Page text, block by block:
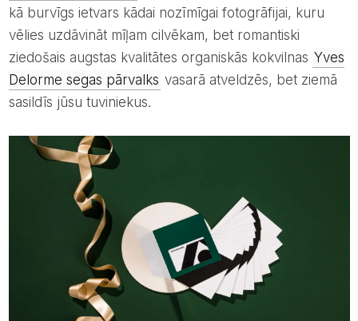
kā burvīgs ietvars kādai nozīmīgai fotogrāfijai, kuru
vēlies uzdāvināt mīļam cilvēkam, bet romantiski
ziedošais augstas kvalitātes organiskās kokvilnas Yves
Delorme segas pārvalks vasarā atveldzēs, bet ziemā
sasildīs jūsu tuviniekus.